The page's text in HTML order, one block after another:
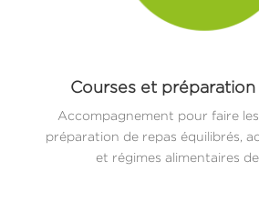
Courses et préparation
Accompagnement pour faire
préparation de repas équilibrés,
et régimes alimentaires